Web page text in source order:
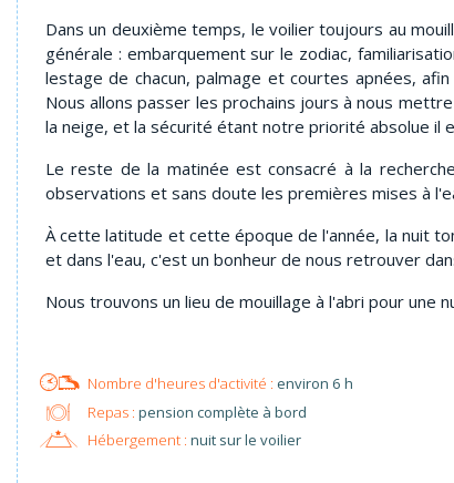
Dans un deuxième temps, le voilier toujours au
générale : embarquement sur le zodiac,
lestage de chacun, palmage et courtes apnées,
Nous allons passer les prochains jours à nous
la neige, et la sécurité étant notre priorité absolue il
Le reste de la matinée est consacré à la
observations et sans doute les premières mises à
À cette latitude et cette époque de l'année, la nuit
et dans l'eau, c'est un bonheur de nous retrouver
Nous trouvons un lieu de mouillage à l'abri pour une
environ 6 h
Repas : pension complète à bord
Hébergement : nuit sur le voilier